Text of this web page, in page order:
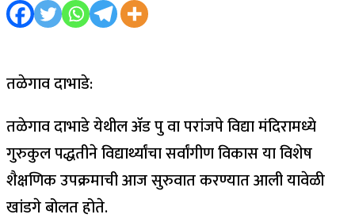
तळेगाव दाभाडे:
तळेगाव दाभाडे येथील ॲड पु वा परांजपे विद्या मंदिरामध्ये
गुरुकुल पद्धतीने विद्यार्थ्यांचा सर्वांगीण विकास या विशेष
शैक्षणिक उपक्रमाची आज सुरुवात करण्यात आली यावेळी
खांडगे बोलत होते.